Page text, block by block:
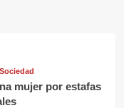
Sociedad
mujer por estafas